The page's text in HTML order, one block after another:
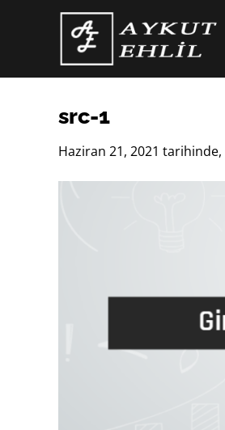
src-1
Haziran 21, 2021 tarihinde,